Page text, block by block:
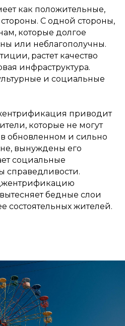
как положительные,
С одной стороны,
которые долгое
или неблагополучны.
растет качество
инфраструктура.
и социальные
приводит
которые не могут
обновленном и сильно
вынуждены его
социальные
справедливости.
бедные слои
состоятельных жителей.